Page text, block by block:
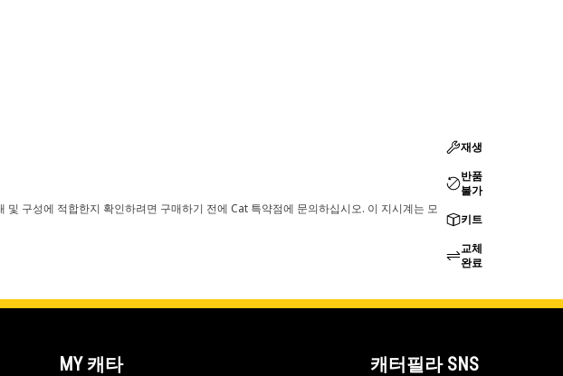
구성에 적합한지 확인하려면 구매하기 전에 Cat 특약점에 문의하십시오. 이 지시계는 모
재생
반품
불가
키트
교체
완료
MY 캐타 캐터필라 SNS